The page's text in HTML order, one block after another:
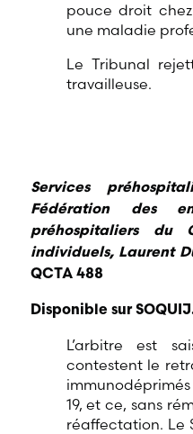
pouce droit
une maladie
Le Tribunal
travailleuse.
Services
Fédération des
préhospitaliers du
individuels, Laurent
QCTA 488
Disponible sur
L’arbitre est
contestent le
19, et ce, sans
réaffectation. Le